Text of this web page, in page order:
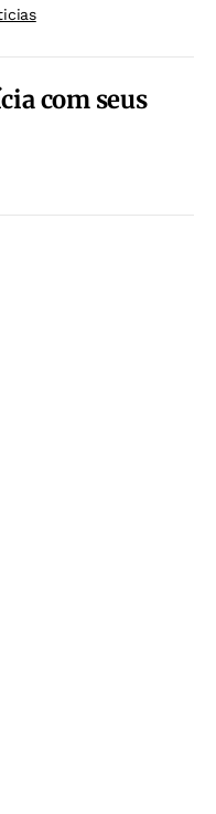
com seus